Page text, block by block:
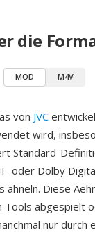
die
MOD M4V
von JVC
wird,
Standard-
oder Dolby
Diese
abgespielt
nur durch